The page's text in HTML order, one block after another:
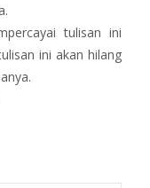
tulisan ini
ini akan hilang